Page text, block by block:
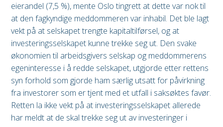
eierandel (7,5 %), mente Oslo tingrett at dette var nok til
at den fagkyndige meddommeren var inhabil. Det ble lagt
vekt på at selskapet trengte kapitaltilførsel, og at
investeringsselskapet kunne trekke seg ut. Den svake
økonomien til arbeidsgivers selskap og meddommerens
egeninteresse i å redde selskapet, utgjorde etter rettens
syn forhold som gjorde ham særlig utsatt for påvirkning
fra investorer som er tjent med et utfall i saksøktes favør.
Retten la ikke vekt på at investeringsselskapet allerede
har meldt at de skal trekke seg ut av investeringer i